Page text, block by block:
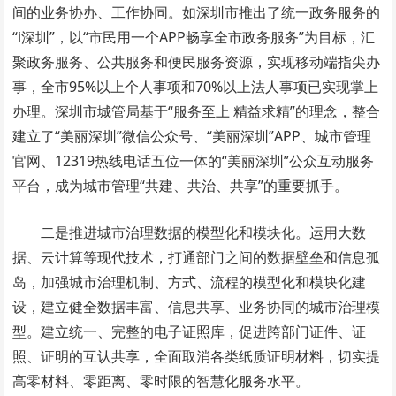
间的业务协办、工作协同。如深圳市推出了统一政务服务的
“i深圳”，以“市民用一个APP畅享全市政务服务”为目标，汇
聚政务服务、公共服务和便民服务资源，实现移动端指尖办
事，全市95%以上个人事项和70%以上法人事项已实现掌上
办理。深圳市城管局基于“服务至上 精益求精”的理念，整合
建立了“美丽深圳”微信公众号、“美丽深圳”APP、城市管理
官网、12319热线电话五位一体的“美丽深圳”公众互动服务
平台，成为城市管理“共建、共治、共享”的重要抓手。
二是推进城市治理数据的模型化和模块化。运用大数
据、云计算等现代技术，打通部门之间的数据壁垒和信息孤
岛，加强城市治理机制、方式、流程的模型化和模块化建
设，建立健全数据丰富、信息共享、业务协同的城市治理模
型。建立统一、完整的电子证照库，促进跨部门证件、证
照、证明的互认共享，全面取消各类纸质证明材料，切实提
高零材料、零距离、零时限的智慧化服务水平。